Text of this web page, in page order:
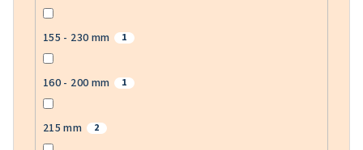
155 - 230 mm 1
160 - 200 mm 1
215 mm 2